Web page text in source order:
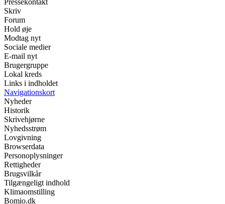
Pressekontakt
Skriv
Forum
Hold øje
Modtag nyt
Sociale medier
E-mail nyt
Brugergruppe
Lokal kreds
Links i indholdet
Navigationskort
Nyheder
Historik
Skrivehjørne
Nyhedsstrøm
Lovgivning
Browserdata
Personoplysninger
Rettigheder
Brugsvilkår
Tilgængeligt indhold
Klimaomstilling
Bomio.dk